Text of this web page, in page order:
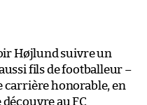
Højlund suivre un
fils de footballeur –
carrière honorable, en
découvre au FC